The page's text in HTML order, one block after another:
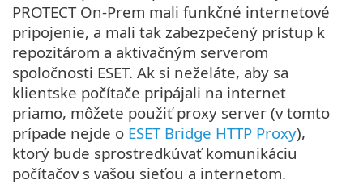
PROTECT On-Prem mali funkčné internetové
pripojenie, a mali tak zabezpečený prístup k
repozitárom a aktivačným serverom
spoločnosti ESET. Ak si neželáte, aby sa
klientske počítače pripájali na internet
priamo, môžete použiť proxy server (v tomto
prípade nejde o ESET Bridge HTTP Proxy),
ktorý bude sprostredkúvať komunikáciu
počítačov s vašou sieťou a internetom.